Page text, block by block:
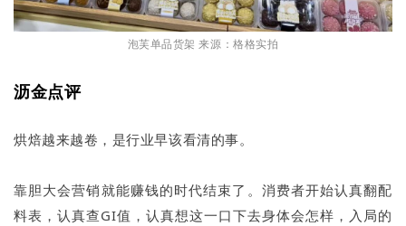
泡芙单品货架 来源：格格实拍
沥金点评
烘焙越来越卷，是行业早该看清的事。
靠胆大会营销就能赚钱的时代结束了。消费者开始认真翻配
料表，认真查GI值，认真想这一口下去身体会怎样，入局的